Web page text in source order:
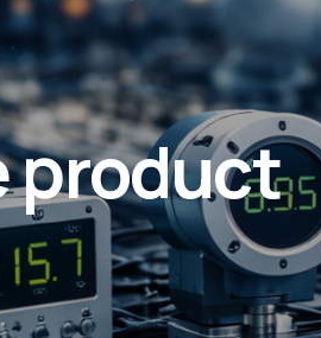
product